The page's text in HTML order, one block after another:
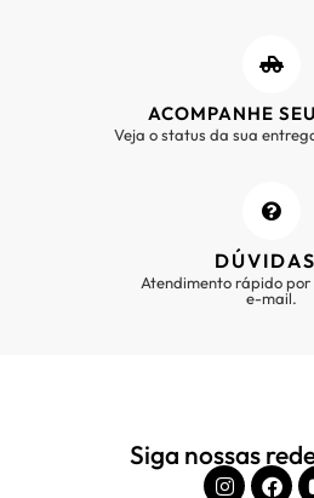
ACOMPANHE
Veja o status da sua
Atendimento rápido
e-mail.
Siga nossas